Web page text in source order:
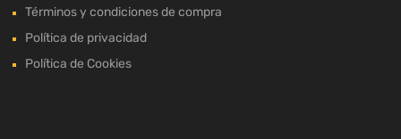
Términos y condiciones de compra
Política de privacidad
Política de Cookies